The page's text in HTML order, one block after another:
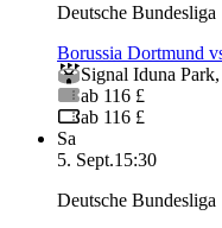
Deutsche Bundesliga
Borussia Dortmund
Signal Iduna Park,
ab 116 £
ab 116 £
Sa
5. Sept.15:30
Deutsche Bundesliga